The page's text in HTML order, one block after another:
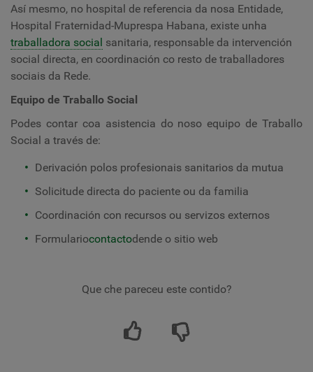
Así mesmo, no hospital de referencia da nosa Entidade,
Hospital Fraternidad-Muprespa Habana, existe unha
traballadora social sanitaria, responsable da intervención
social directa, en coordinación co resto de traballadores
sociais da Rede.
Equipo de Traballo Social
Podes contar coa asistencia do noso equipo de Traballo
Social a través de:
Derivación polos profesionais sanitarios da mutua
Solicitude directa do paciente ou da familia
Coordinación con recursos ou servizos externos
Formulariocontactodende o sitio web
Que che pareceu este contido?